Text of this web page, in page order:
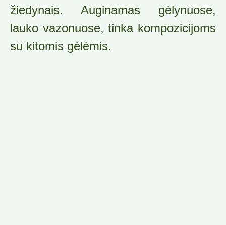
žiedynais. Auginamas gėlynuose,
lauko vazonuose, tinka kompozicijoms
su kitomis gėlėmis.